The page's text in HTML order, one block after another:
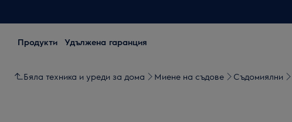
Продукти Удължена гаранция
Бяла техника и уреди за дома Миене на съдове Съдомиялни